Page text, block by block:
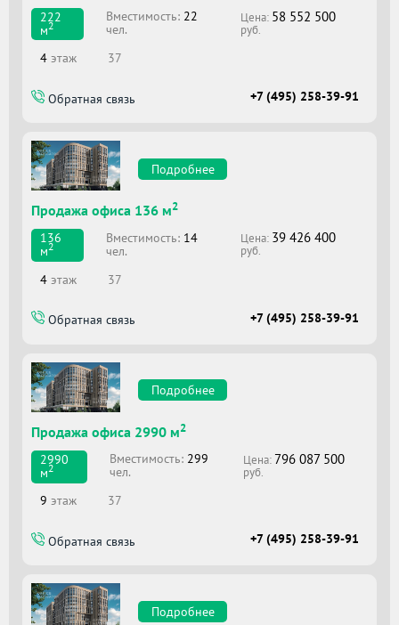
222
м2
Вместимоcть: 22
чел.
Цена: 58 552 500
руб.
4 этаж 37
Обратная связь +7 (495) 258-39-91
Подробнее
Продажа офиса 136 м2
136
м2
Вместимоcть: 14
чел.
Цена: 39 426 400
руб.
4 этаж 37
Обратная связь +7 (495) 258-39-91
Подробнее
Продажа офиса 2990 м2
2990
м2
Вместимоcть: 299
чел.
Цена: 796 087 500
руб.
9 этаж 37
Обратная связь +7 (495) 258-39-91
Подробнее